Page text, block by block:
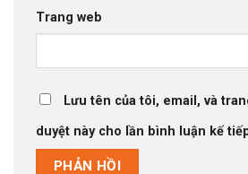
Trang web
Lưu tên của tôi, email, và
duyệt này cho lần bình luận kế